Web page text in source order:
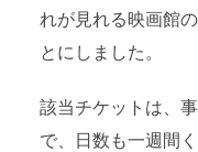
れが見れる映画館
とにしました。
該当チケットは、
で、日数も一週間